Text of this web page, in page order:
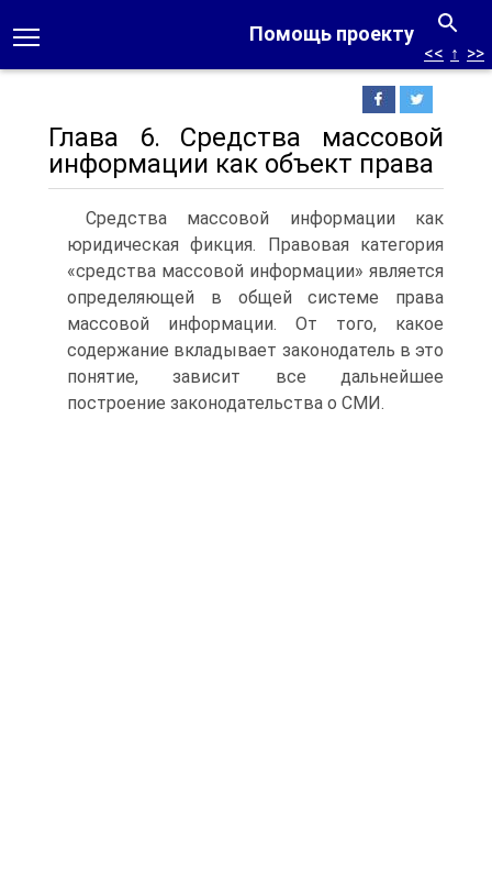
Помощь проекту
<< ↑ >>
Глава 6. Средства массовой
информации как объект права
Средства массовой информации как
юридическая фикция. Правовая категория
«средства массовой инфор­мации» является
определяющей в общей системе права
массовой информации. От того, какое
содержание вкла­дывает законодатель в это
понятие, зависит все дальней­шее
построение законодательства о СМИ.